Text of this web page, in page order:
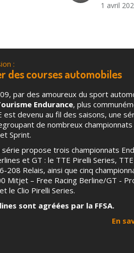
1 avril
:
des courses automobiles
par des amoureux du sport
Endurance, plus
est devenu au fil des saisons, une
de nombreux
Sprint.
série propose trois championnats
et GT : le TTE Pirelli Series,
208 Relais, ainsi que cinq
Mitjet – Free Racing Berline/GT -
le Clio Pirelli Series.
sont agréées par la FFSA.
En